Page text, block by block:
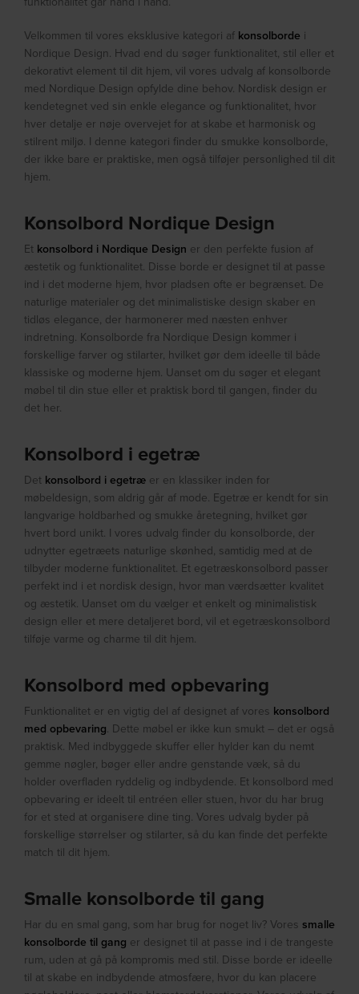
Velkommen til vores eksklusive kategori af konsolborde i
Nordique Design. Hvad end du søger funktionalitet, stil eller et
dekorativt element til dit hjem, vil vores udvalg af konsolborde
med Nordique Design opfylde dine behov. Nordisk design er
kendetegnet ved sin enkle elegance og funktionalitet, hvor
hver detalje er nøje overvejet for at skabe et harmonisk og
stilrent miljø. I denne kategori finder du smukke konsolborde,
der ikke bare er praktiske, men også tilføjer personlighed til dit
hjem.
Konsolbord Nordique Design
Et konsolbord i Nordique Design er den perfekte fusion af
æstetik og funktionalitet. Disse borde er designet til at passe
ind i det moderne hjem, hvor pladsen ofte er begrænset. De
naturlige materialer og det minimalistiske design skaber en
tidløs elegance, der harmonerer med næsten enhver
indretning. Konsolborde fra Nordique Design kommer i
forskellige farver og stilarter, hvilket gør dem ideelle til både
klassiske og moderne hjem. Uanset om du søger et elegant
møbel til din stue eller et praktisk bord til gangen, finder du
det her.
Konsolbord i egetræ
Det konsolbord i egetræ er en klassiker inden for
møbeldesign, som aldrig går af mode. Egetræ er kendt for sin
langvarige holdbarhed og smukke åretegning, hvilket gør
hvert bord unikt. I vores udvalg finder du konsolborde, der
udnytter egetræets naturlige skønhed, samtidig med at de
tilbyder moderne funktionalitet. Et egetræskonsolbord passer
perfekt ind i et nordisk design, hvor man værdsætter kvalitet
og æstetik. Uanset om du vælger et enkelt og minimalistisk
design eller et mere detaljeret bord, vil et egetræskonsolbord
tilføje varme og charme til dit hjem.
Konsolbord med opbevaring
Funktionalitet er en vigtig del af designet af vores konsolbord
med opbevaring. Dette møbel er ikke kun smukt – det er også
praktisk. Med indbyggede skuffer eller hylder kan du nemt
gemme nøgler, bøger eller andre genstande væk, så du
holder overfladen ryddelig og indbydende. Et konsolbord med
opbevaring er ideelt til entréen eller stuen, hvor du har brug
for et sted at organisere dine ting. Vores udvalg byder på
forskellige størrelser og stilarter, så du kan finde det perfekte
match til dit hjem.
Smalle konsolborde til gang
Har du en smal gang, som har brug for noget liv? Vores smalle
konsolborde til gang er designet til at passe ind i de trangeste
rum, uden at gå på kompromis med stil. Disse borde er ideelle
til at skabe en indbydende atmosfære, hvor du kan placere